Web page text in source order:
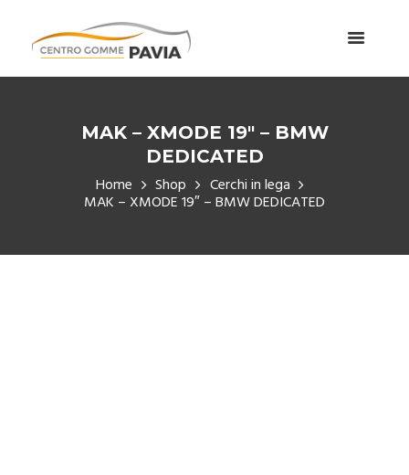
MAK – XMODE 19″ – BMW
DEDICATED
Home Shop Cerchi in lega
MAK – XMODE 19″ – BMW DEDICATED